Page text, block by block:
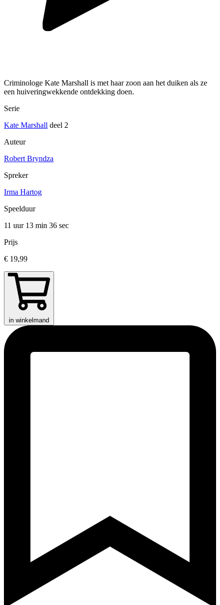
Criminologe Kate Marshall is met haar zoon aan het duiken als ze
een huiveringwekkende ontdekking doen.
Serie
Kate Marshall deel 2
Auteur
Robert Bryndza
Spreker
Irma Hartog
Speelduur
11 uur 13 min 36 sec
Prijs
€ 19,99
in winkelmand